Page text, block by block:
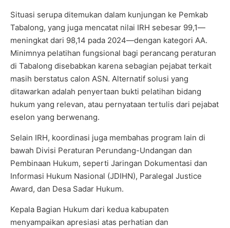
Situasi serupa ditemukan dalam kunjungan ke Pemkab
Tabalong, yang juga mencatat nilai IRH sebesar 99,1—
meningkat dari 98,14 pada 2024—dengan kategori AA.
Minimnya pelatihan fungsional bagi perancang peraturan
di Tabalong disebabkan karena sebagian pejabat terkait
masih berstatus calon ASN. Alternatif solusi yang
ditawarkan adalah penyertaan bukti pelatihan bidang
hukum yang relevan, atau pernyataan tertulis dari pejabat
eselon yang berwenang.
Selain IRH, koordinasi juga membahas program lain di
bawah Divisi Peraturan Perundang-Undangan dan
Pembinaan Hukum, seperti Jaringan Dokumentasi dan
Informasi Hukum Nasional (JDIHN), Paralegal Justice
Award, dan Desa Sadar Hukum.
Kepala Bagian Hukum dari kedua kabupaten
menyampaikan apresiasi atas perhatian dan